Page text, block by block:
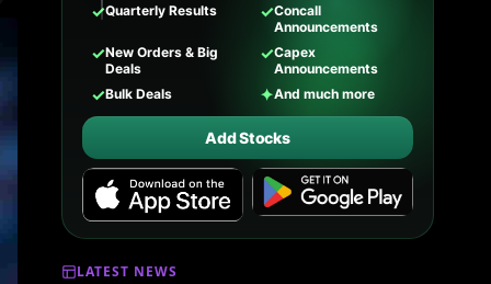
✓Quarterly Results ✓Concall
Announcements
✓New Orders & Big
Deals
✓Capex
Announcements
✓Bulk Deals ✦And much more
Add Stocks
LATEST NEWS